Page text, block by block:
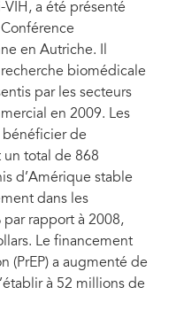
a été présenté
en Autriche. Il
biomédicale
par les secteurs
en 2009. Les
bénéficier de
un total de 868
d’Amérique stable
dans les
rapport à 2008,
Le financement
(PrEP) a augmenté de
à 52 millions de